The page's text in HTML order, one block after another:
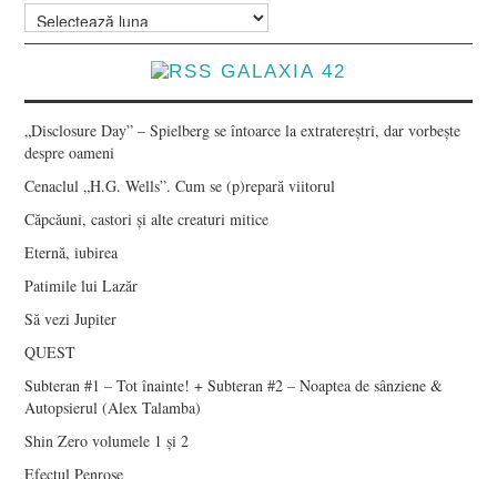
Arhive
GALAXIA 42
„Disclosure Day” – Spielberg se întoarce la extratereștri, dar vorbește
despre oameni
Cenaclul „H.G. Wells”. Cum se (p)repară viitorul
Căpcăuni, castori și alte creaturi mitice
Eternă, iubirea
Patimile lui Lazăr
Să vezi Jupiter
QUEST
Subteran #1 – Tot înainte! + Subteran #2 – Noaptea de sânziene &
Autopsierul (Alex Talamba)
Shin Zero volumele 1 și 2
Efectul Penrose